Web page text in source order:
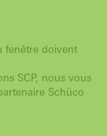
fenêtre doivent
SCP, nous vous
Schüco